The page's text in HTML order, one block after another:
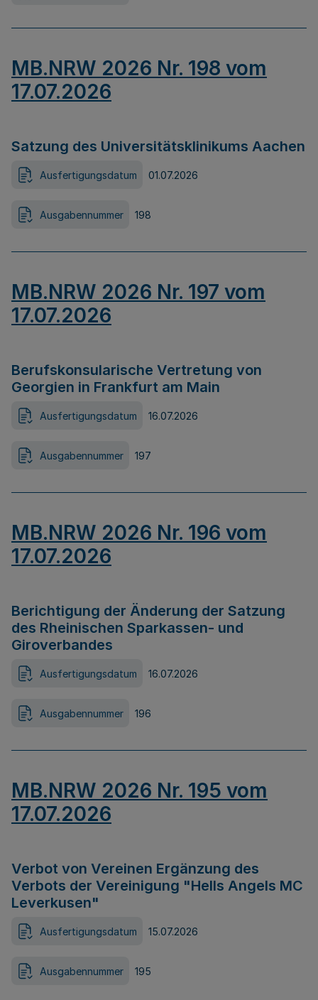
MB.NRW 2026 Nr. 198 vom
17.07.2026
Satzung des Universitätsklinikums Aachen
Ausfertigungsdatum 01.07.2026
Ausgabennummer 198
MB.NRW 2026 Nr. 197 vom
17.07.2026
Berufskonsularische Vertretung von
Georgien in Frankfurt am Main
Ausfertigungsdatum 16.07.2026
Ausgabennummer 197
MB.NRW 2026 Nr. 196 vom
17.07.2026
Berichtigung der Änderung der Satzung
des Rheinischen Sparkassen- und
Giroverbandes
Ausfertigungsdatum 16.07.2026
Ausgabennummer 196
MB.NRW 2026 Nr. 195 vom
17.07.2026
Verbot von Vereinen Ergänzung des
Verbots der Vereinigung "Hells Angels MC
Leverkusen"
Ausfertigungsdatum 15.07.2026
Ausgabennummer 195